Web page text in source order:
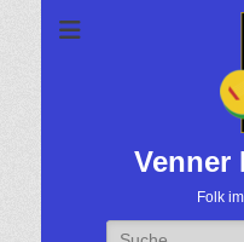
Venner
Folk
Suche